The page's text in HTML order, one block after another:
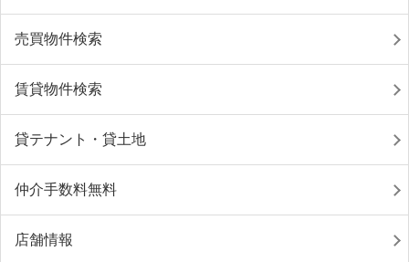
売買物件検索
賃貸物件検索
貸テナント・貸土地
仲介手数料無料
店舗情報